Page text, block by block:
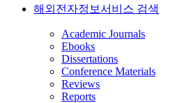
해외전자정보서비스 검색
Academic Journals
Ebooks
Dissertations
Conference Materials
Reviews
Reports